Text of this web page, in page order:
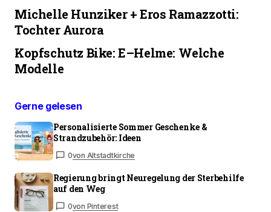
Michelle Hunziker + Eros Ramazzotti:
Tochter Aurora
Kopfschutz Bike: E–Helme: Welche
Modelle
Gerne gelesen
Personalisierte Sommer Geschenke &
Strandzubehör: Ideen
0von Altstadtkirche
Regierung bringt Neuregelung der Sterbehilfe
auf den Weg
0von Pinterest